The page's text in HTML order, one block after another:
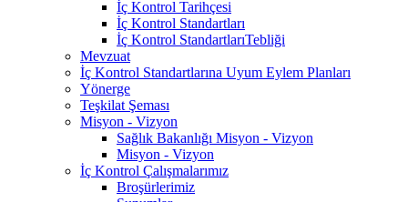
İç Kontrol Tarihçesi
İç Kontrol Standartları
İç Kontrol StandartlarıTebliği
Mevzuat
İç Kontrol Standartlarına Uyum Eylem Planları
Yönerge
Teşkilat Şeması
Misyon - Vizyon
Sağlık Bakanlığı Misyon - Vizyon
Misyon - Vizyon
İç Kontrol Çalışmalarımız
Broşürlerimiz